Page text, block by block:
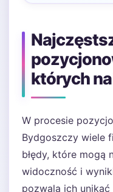
których
W procesie
Bydgoszczy wiele
błędy, które mogą
widoczność i
pozwala ich